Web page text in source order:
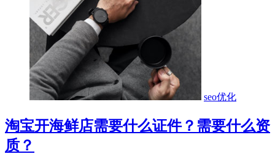
seo优化
淘宝开海鲜店需要什么证件？需要什么资
质？